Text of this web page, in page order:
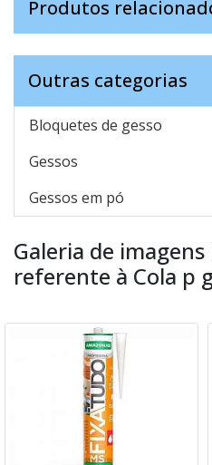
Produtos
Outras categorias
Bloquetes de gesso
Gessos
Gessos em pó
Galeria de
referente à Cola p